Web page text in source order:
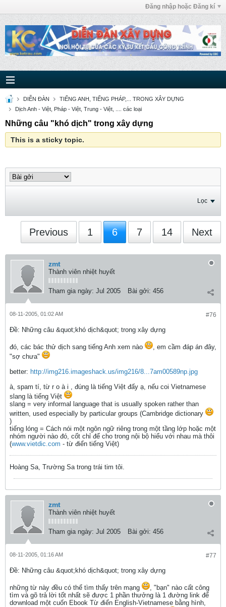
Đăng nhập hoặc Đăng kí
DIỄN ĐÀN
TIẾNG ANH, TIẾNG PHÁP,... TRONG XÂY DỰNG
Dịch Anh - Việt, Pháp - Việt, Trung - Việt, .... các loại
Những câu "khó dịch" trong xây dựng
This is a sticky topic.
Lọc
Previous 1 6 7 14 Next
zmt
Thành viên nhiệt huyết
Tham gia ngày: Jul 2005 Bài gởi: 456
#76
08-11-2005, 01:02 AM
Ðề: Những câu &quot;khó dịch&quot; trong xây dựng
đó, các bác thử dịch sang tiếng Anh xem nào
, em cầm đáp án đây,
"sợ chưa"
better: http://img216.imageshack.us/img216/8...7am00589np.jpg
à, spam tí, từ r o à i , đúng là tiếng Việt đấy ạ, nếu coi Vietnamese
slang là tiếng Việt
slang = very informal language that is usually spoken rather than
written, used especially by particular groups (Cambridge dictionary
)
tiếng lóng = Cách nói một ngôn ngữ riêng trong một tầng lớp hoặc một
nhóm người nào đó, cốt chỉ để cho trong nội bộ hiểu với nhau mà thôi
(www.vietdic.com - từ điển tiếng Việt)
Hoàng Sa, Trường Sa trong trái tim tôi.
zmt
Thành viên nhiệt huyết
Tham gia ngày: Jul 2005 Bài gởi: 456
#77
08-11-2005, 01:16 AM
Ðề: Những câu &quot;khó dịch&quot; trong xây dựng
những từ này đều có thể tìm thấy trên mạng
, "bạn" nào cất công
tìm và gõ trả lời tốt nhất sẽ được 1 phần thưởng là 1 đường link để
dơwnload một cuốn Ebook Từ điển English-Vietnamese bằng hình,